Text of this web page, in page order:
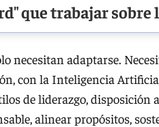
que trabajar sobre
necesitan adaptarse.
con la Inteligencia
de liderazgo,
alinear propósitos,